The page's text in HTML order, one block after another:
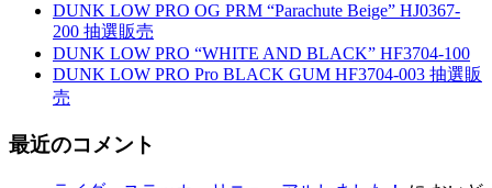
DUNK LOW PRO OG PRM “Parachute Beige” HJ0367-
200 抽選販売
DUNK LOW PRO “WHITE AND BLACK” HF3704-100
DUNK LOW PRO Pro BLACK GUM HF3704-003 抽選販
売
最近のコメント